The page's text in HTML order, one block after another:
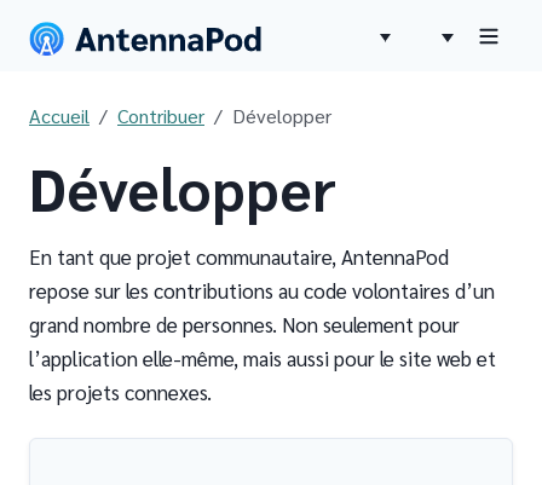
Accueil Contribuer Développer
Développer
En tant que projet communautaire, AntennaPod
repose sur les contributions au code volontaires d’un
grand nombre de personnes. Non seulement pour
l’application elle-même, mais aussi pour le site web et
les projets connexes.